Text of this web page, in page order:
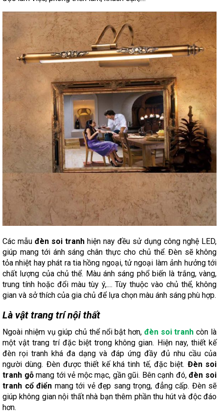
Các mẫu đèn soi tranh hiện nay đều sử dụng công nghệ LED,
giúp mang tới ánh sáng chân thực cho chủ thể. Đèn sẽ không
tỏa nhiệt hay phát ra tia hồng ngoại, tử ngoại làm ảnh hưởng tới
chất lượng của chủ thể. Màu ánh sáng phổ biến là trắng, vàng,
trung tính hoặc đổi màu tùy ý,.... Tùy thuộc vào chủ thể, không
gian và sở thích của gia chủ để lựa chọn màu ánh sáng phù hợp.
Là vật trang trí nội thất
Ngoài nhiệm vụ giúp chủ thể nổi bật hơn, đèn soi tranhcòn là
một vật trang trí đặc biệt trong không gian. Hiện nay, thiết kế
đèn rọi tranh khá đa dạng và đáp ứng đầy đủ nhu cầu của
người dùng. Đèn được thiết kế khá tinh tế, đặc biệt. Đèn soi
tranh gỗmang tới vẻ mộc mạc, gần gũi. Bên cạnh đó,đèn soi
tranh cổ điển mang tới vẻ đẹp sang trọng, đẳng cấp. Đèn sẽ
giúp không gian nội thất nhà bạn thêm phần thu hút và độc đáo
hơn.